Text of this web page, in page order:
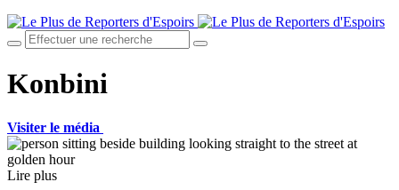
Konbini
Visiter le média
Lire plus